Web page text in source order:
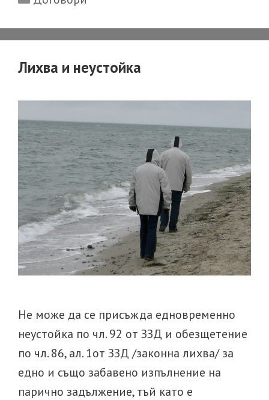
Лихва и неустойка
Не може да се присъжда едновременно
неустойка по чл. 92 от ЗЗД и обезщетение
по чл. 86, ал. 1от ЗЗД /законна лихва/ за
едно и също забавено изпълнение на
парично задължение, тъй като е